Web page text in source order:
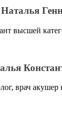
высшей
врач акушер